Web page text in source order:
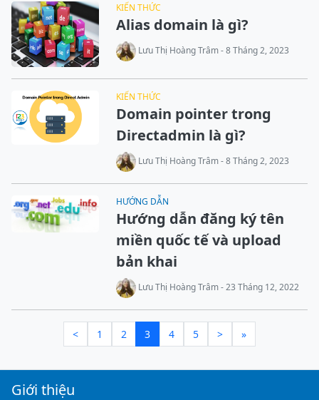
KIẾN THỨC
Alias domain là gì?
Lưu Thị Hoàng Trâm - 8 Tháng 2, 2023
KIẾN THỨC
Domain pointer trong
Directadmin là gì?
Lưu Thị Hoàng Trâm - 8 Tháng 2, 2023
HƯỚNG DẪN
Hướng dẫn đăng ký tên
miền quốc tế và upload
bản khai
Lưu Thị Hoàng Trâm - 23 Tháng 12, 2022
< 1 2 3 4 5 > »
Giới thiệu